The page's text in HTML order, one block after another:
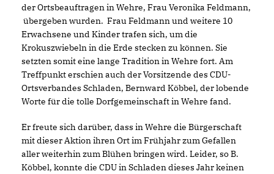
der Ortsbeauftragen in Wehre, Frau Veronika Feldmann,
übergeben wurden. Frau Feldmann und weitere 10
Erwachsene und Kinder trafen sich, um die
Krokuszwiebeln in die Erde stecken zu können. Sie
setzten somit eine lange Tradition in Wehre fort. Am
Treffpunkt erschien auch der Vorsitzende des CDU-
Ortsverbandes Schladen, Bernward Köbbel, der lobende
Worte für die tolle Dorfgemeinschaft in Wehre fand.
Er freute sich darüber, dass in Wehre die Bürgerschaft
mit dieser Aktion ihren Ort im Frühjahr zum Gefallen
aller weiterhin zum Blühen bringen wird. Leider, so B.
Köbbel, konnte die CDU in Schladen dieses Jahr keinen